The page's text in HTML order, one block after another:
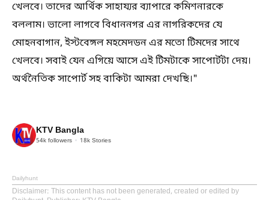
খেলবে। তাদের আর্থিক সাহায্যর ব্যাপারে কমিশনারকে
বললাম। ভালো লাগবে বিধাননগর এর নাগরিকদের যে
মোহনবাগান, ইস্টবেঙ্গল মহমেদডন এর মতো টিমদের সাথে
খেলবে। সবাই যেন এগিয়ে আসে এই টিমটাকে সাপোর্টটা দেয়।
অর্থনৈতিক সাপোর্ট সহ বাকিটা আমরা দেখছি।"
KTV Bangla
54k followers 18k Stories
Dailyhunt
Disclaimer: This content has not been generated, created or edited by